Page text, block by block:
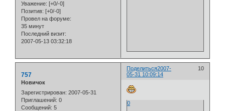
Уважение: [+0/-0]
Позитив: [+0/-0]
Провел на форуме:
35 минут
Последний визит:
2007-05-13 03:32:18
Поделиться 10
2007-
05-31 10:09:14
757
Новичок
Зарегистрирован: 2007-05-31
Приглашений: 0
Сообщений: 5
0